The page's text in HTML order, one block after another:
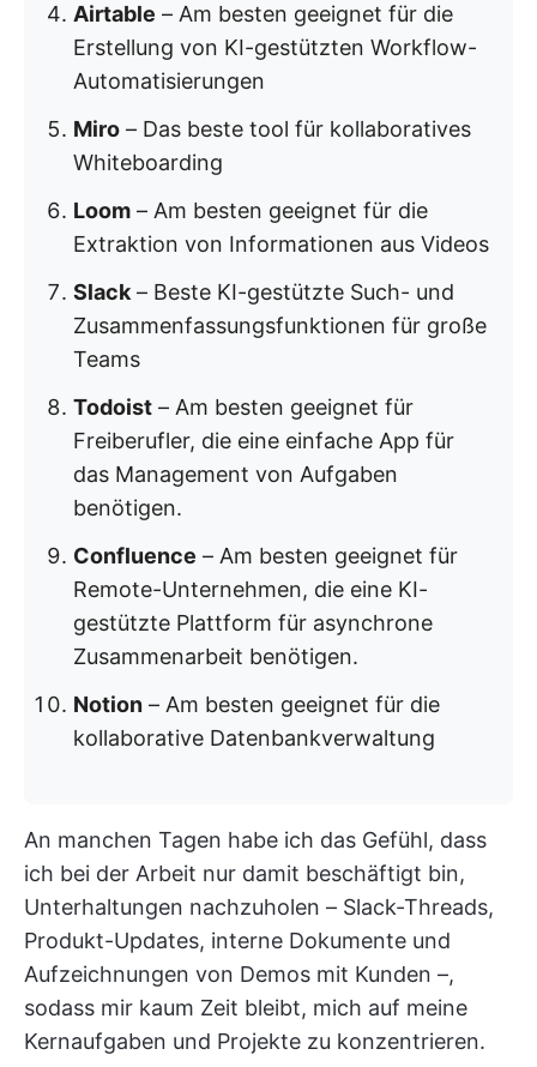
Airtable – Am besten geeignet für die
Erstellung von KI-gestützten Workflow-
Automatisierungen
Miro – Das beste tool für kollaboratives
Whiteboarding
Loom – Am besten geeignet für die
Extraktion von Informationen aus Videos
Slack – Beste KI-gestützte Such- und
Zusammenfassungsfunktionen für große
Teams
Todoist – Am besten geeignet für
Freiberufler, die eine einfache App für
das Management von Aufgaben
benötigen.
Confluence – Am besten geeignet für
Remote-Unternehmen, die eine KI-
gestützte Plattform für asynchrone
Zusammenarbeit benötigen.
Notion – Am besten geeignet für die
kollaborative Datenbankverwaltung
An manchen Tagen habe ich das Gefühl, dass
ich bei der Arbeit nur damit beschäftigt bin,
Unterhaltungen nachzuholen – Slack-Threads,
Produkt-Updates, interne Dokumente und
Aufzeichnungen von Demos mit Kunden –,
sodass mir kaum Zeit bleibt, mich auf meine
Kernaufgaben und Projekte zu konzentrieren.